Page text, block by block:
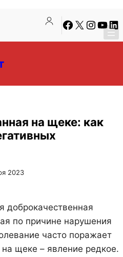
Facebook
X Instagram
на щеке: как
2023
доброкачественная
по причине нарушения
часто поражает
щеке – явление редкое.